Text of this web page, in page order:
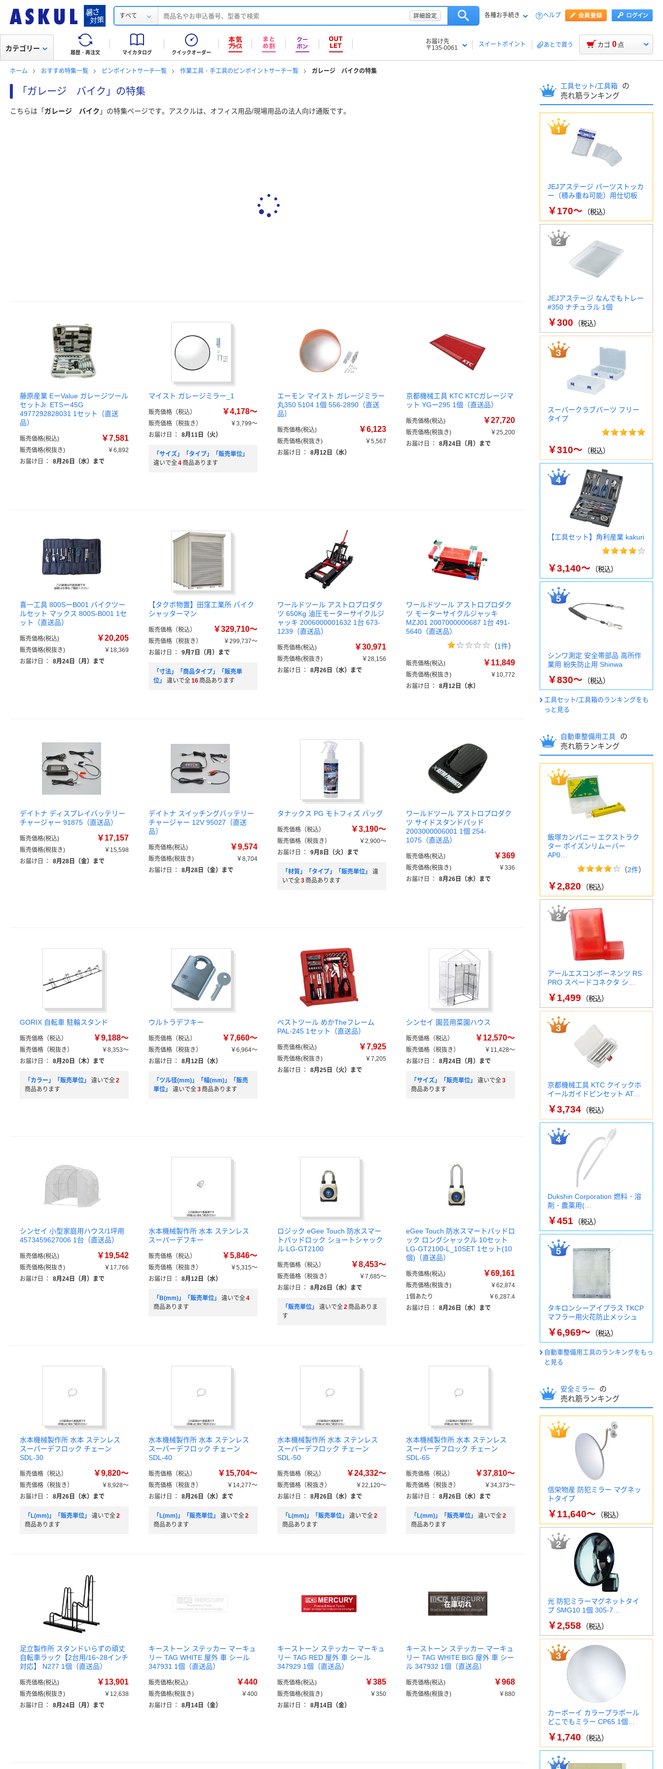
すべて 詳細設定 各種お手続き ヘルプ
履歴・再注文 マイカタログ クイックオーダー
お届け先
〒135-0061
スイートポイント あとで買う
カテゴリー カゴ 0 点
ホーム おすすめ特集一覧 ピンポイントサーチ一覧 作業工具・手工具のピンポイントサーチ一覧 ガレージ バイクの特集
「ガレージ バイク」の特集
こちらは「 ガレージ バイク 」の特集ページです。アスクルは、オフィス用品/現場用品の法人向け通販です。
藤原産業 EーValue ガレージツール
セットJr. ETSー45G
4977292828031 1セット（直送
品）
販売価格(税込) ￥7,581
販売価格(税抜き)
￥6,892
お届け日
： 8月26日（水）まで
マイスト ガレージミラー_1
販売価格（税込） ￥4,178～
販売価格（税抜き）
￥3,799～
お届け日
： 8月11日（火）
「サイズ」「タイプ」「販売単位」
違いで全4 商品あります
エーモン マイスト ガレージミラー
丸350 5104 1個 556-2890（直送
品）
販売価格(税込) ￥6,123
販売価格(税抜き)
￥5,567
お届け日
： 8月12日（水）
京都機械工具 KTC KTCガレージマ
ット YGー295 1個（直送品）
販売価格(税込) ￥27,720
販売価格(税抜き)
￥25,200
お届け日
： 8月24日（月）まで
喜一工具 800SーB001 バイクツー
ルセット マックス 800S-B001 1セ
ット（直送品）
販売価格(税込) ￥20,205
販売価格(税抜き)
￥18,369
お届け日
： 8月24日（月）まで
【タクボ物置】田窪工業所 バイク
シャッターマン
販売価格（税込） ￥329,710～
販売価格（税抜き）
￥299,737～
お届け日
： 9月7日（月）まで
「寸法」「商品タイプ」「販売単
位」
違いで全16 商品あります
ワールドツール アストロプロダク
ツ 650Kg 油圧モーターサイクルジ
ャッキ 2006000001632 1台 673-
1239（直送品）
販売価格(税込) ￥30,971
販売価格(税抜き)
￥28,156
お届け日
： 8月26日（水）まで
ワールドツール アストロプロダク
ツ モーターサイクルジャッキ
MZJ01 2007000000687 1台 491-
5640（直送品）
（1件）
販売価格(税込) ￥11,849
販売価格(税抜き)
￥10,772
お届け日
： 8月12日（水）
デイトナ ディスプレイバッテリー
チャージャー 91875（直送品）
販売価格(税込) ￥17,157
販売価格(税抜き)
￥15,598
お届け日
： 8月28日（金）まで
デイトナ スイッチングバッテリー
チャージャー 12V 95027（直送
品）
販売価格(税込) ￥9,574
販売価格(税抜き)
￥8,704
お届け日
： 8月28日（金）まで
タナックス PG モトフィズ バッグ
販売価格（税込） ￥3,190～
販売価格（税抜き）
￥2,900～
お届け日
： 9月8日（火）まで
「材質」「タイプ」「販売単位」
違
いで全3 商品あります
ワールドツール アストロプロダク
ツ サイドスタンドパッド
2003000006001 1個 254-
1075（直送品）
販売価格(税込) ￥369
販売価格(税抜き)
￥336
お届け日
： 8月26日（水）まで
GORIX 自転車 駐輪スタンド
販売価格（税込） ￥9,188～
販売価格（税抜き）
￥8,353～
お届け日
： 8月20日（木）まで
「カラー」「販売単位」 違いで全2
商品あります
ウルトラデフキー
販売価格（税込） ￥7,660～
販売価格（税抜き）
￥6,964～
お届け日
： 8月12日（水）
「ツル径(mm)」「幅(mm)」「販売
単位」
違いで全3 商品あります
ベストツール めかTheフレーム
PAL-245 1セット（直送品）
販売価格(税込) ￥7,925
販売価格(税抜き)
￥7,205
お届け日
： 8月25日（火）まで
シンセイ 園芸用菜園ハウス
販売価格（税込） ￥12,570～
販売価格（税抜き）
￥11,428～
お届け日
： 8月24日（月）まで
「サイズ」「販売単位」 違いで全3
商品あります
シンセイ 小型家庭用ハウス/1坪用
4573459627006 1台（直送品）
販売価格(税込) ￥19,542
販売価格(税抜き)
￥17,766
お届け日
： 8月24日（月）まで
水本機械製作所 水本 ステンレス
スーパーデフキー
販売価格（税込） ￥5,846～
販売価格（税抜き）
￥5,315～
お届け日
： 8月12日（水）
「B(mm)」「販売単位」 違いで全4
商品あります
ロジック eGee Touch 防水スマー
トパッドロック ショートシャック
ル LG-GT2100
販売価格（税込） ￥8,453～
販売価格（税抜き）
￥7,685～
お届け日
： 8月26日（水）まで
「販売単位」 違いで全2 商品ありま
す
eGee Touch 防水スマートパッドロ
ック ロングシャックル 10セット
LG-GT2100-L_10SET 1セット(10
個)（直送品）
販売価格(税込) ￥69,161
販売価格(税抜き)
￥62,874
1個あたり
￥6,287.4
お届け日
： 8月26日（水）まで
水本機械製作所 水本 ステンレス
スーパーデフロック チェーン
SDL-30
販売価格（税込） ￥9,820～
販売価格（税抜き）
￥8,928～
お届け日
： 8月26日（水）まで
「L(mm)」「販売単位」 違いで全2
商品あります
水本機械製作所 水本 ステンレス
スーパーデフロック チェーン
SDL-40
販売価格（税込） ￥15,704～
販売価格（税抜き）
￥14,277～
お届け日
： 8月26日（水）まで
「L(mm)」「販売単位」 違いで全2
商品あります
水本機械製作所 水本 ステンレス
スーパーデフロック チェーン
SDL-50
販売価格（税込） ￥24,332～
販売価格（税抜き）
￥22,120～
お届け日
： 8月26日（水）まで
「L(mm)」「販売単位」 違いで全2
商品あります
水本機械製作所 水本 ステンレス
スーパーデフロック チェーン
SDL-65
販売価格（税込） ￥37,810～
販売価格（税抜き）
￥34,373～
お届け日
： 8月26日（水）まで
「L(mm)」「販売単位」 違いで全2
商品あります
足立製作所 スタンドいらずの頑丈
自転車ラック【2台用/16~28インチ
対応】 N277 1個（直送品）
販売価格(税込) ￥13,901
販売価格(税抜き)
￥12,638
お届け日
： 8月24日（月）まで
キーストーン ステッカー マーキュ
リー TAG WHITE 屋外 車 シール
347931 1個（直送品）
販売価格(税込) ￥440
販売価格(税抜き)
￥400
お届け日
： 8月14日（金）
キーストーン ステッカー マーキュ
リー TAG RED 屋外 車 シール
347929 1個（直送品）
販売価格(税込) ￥385
販売価格(税抜き)
￥350
お届け日
： 8月14日（金）
キーストーン ステッカー マーキュ
リー TAG WHITE BIG 屋外 車 シー
ル 347932 1個（直送品）
販売価格(税込) ￥968
販売価格(税抜き) ￥880
工具セット/工具箱
の
売れ筋ランキング
JEJアステージ パーツストッカ
ー（積み重ね可能）用仕切板
￥170～ （税込）
JEJアステージ なんでもトレー
#350 ナチュラル 1個
￥300 （税込）
スーパークラブパーツ フリー
タイプ
￥310～ （税込）
【工具セット】角利産業 kakuri
￥3,140～ （税込）
シンワ測定 安全帯部品 高所作
業用 紛失防止用 Shinwa
￥830～ （税込）
工具セット/工具箱のランキングをも
っと見る
自動車整備用工具
の
売れ筋ランキング
飯塚カンパニー エクストラク
ター ポイズンリムーバー
AP0…
（2件）
￥2,820 （税込）
アールエスコンポーネンツ RS
PRO スペードコネクタ シ…
￥1,499 （税込）
京都機械工具 KTC クイックホ
イールガイドピンセット AT…
￥3,734 （税込）
Dukshin Corporation 燃料・溶
剤・農薬用(…
￥451 （税込）
タキロンシーアイプラス TKCP
マフラー用火花防止メッシュ
￥6,969～ （税込）
自動車整備用工具のランキングをもっ
と見る
安全ミラー
の
売れ筋ランキング
信栄物産 防犯ミラー マグネッ
トタイプ
￥11,640～ （税込）
光 防犯ミラーマグネットタイ
プ SMG10 1個 305-7…
￥2,558 （税込）
カーボーイ カラープラポール
どこでもミラー CP65 1個…
￥1,740 （税込）